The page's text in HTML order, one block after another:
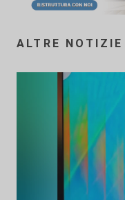
ALTRE NOTIZIE